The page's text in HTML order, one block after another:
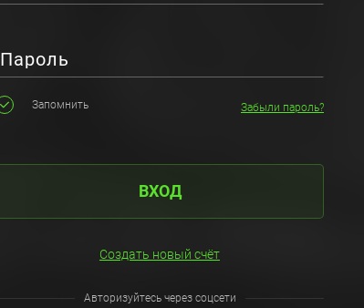
Пароль
Запомнить Забыли пароль?
ВХОД
Создать новый счёт
Авторизуйтесь через соцсети